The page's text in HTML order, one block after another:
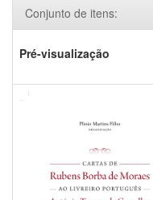
Conjunto de itens:
Pré-visualização